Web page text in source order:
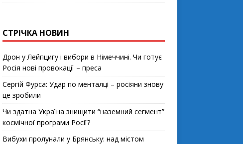
СТРІЧКА НОВИН
Дрон у Лейпцигу і вибори в Німеччині. Чи готує
Росія нові провокації – преса
Сергій Фурса: Удар по менталці – росіяни знову
це зробили
Чи здатна Україна знищити “наземний сегмент”
космічної програми Росії?
Вибухи пролунали у Брянську: над містом